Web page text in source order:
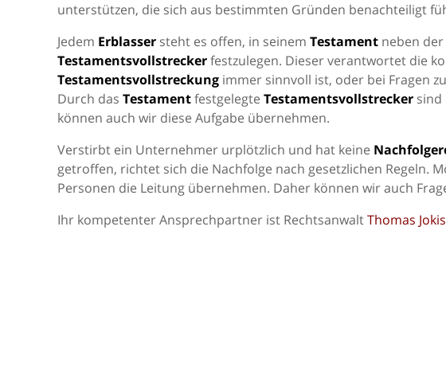
unterstützen, die sich aus bestimmten Gründen benachteiligt
Jedem Erblasser steht es offen, in seinem Testament neben
Testamentsvollstreckerfestzulegen. Dieser verantwortet die
Testamentsvollstreckung immer sinnvoll ist, oder bei Fragen
Durch das Testamentfestgelegte Testamentsvollstrecker sind
können auch wir diese Aufgabe übernehmen.
Verstirbt ein Unternehmer urplötzlich und hat keine
getroffen, richtet sich die Nachfolge nach gesetzlichen Regeln.
Personen die Leitung übernehmen. Daher können wir auch
Ihr kompetenter Ansprechpartner ist RechtsanwaltThomas